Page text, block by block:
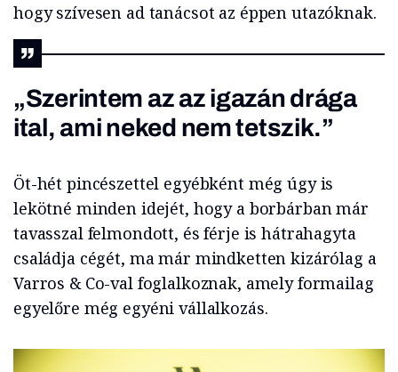
hogy szívesen ad tanácsot az éppen utazóknak.
„Szerintem az az igazán drága
ital, ami neked nem tetszik.”
Öt-hét pincészettel egyébként még úgy is
lekötné minden idejét, hogy a borbárban már
tavasszal felmondott, és férje is hátrahagyta
családja cégét, ma már mindketten kizárólag a
Varros & Co-val foglalkoznak, amely formailag
egyelőre még egyéni vállalkozás.